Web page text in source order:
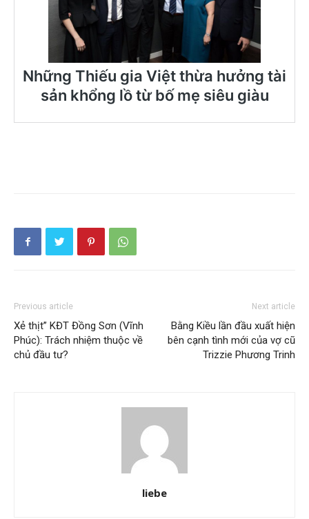
Previous article
Xẻ thịt” KĐT Đồng Sơn (Vĩnh
Phúc): Trách nhiệm thuộc về
chủ đầu tư?
Next article
Bằng Kiều lần đầu xuất hiện
bên cạnh tình mới của vợ cũ
Trizzie Phương Trinh
liebe